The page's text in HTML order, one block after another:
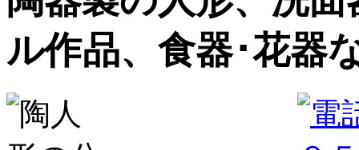
ル作品、食器･花器